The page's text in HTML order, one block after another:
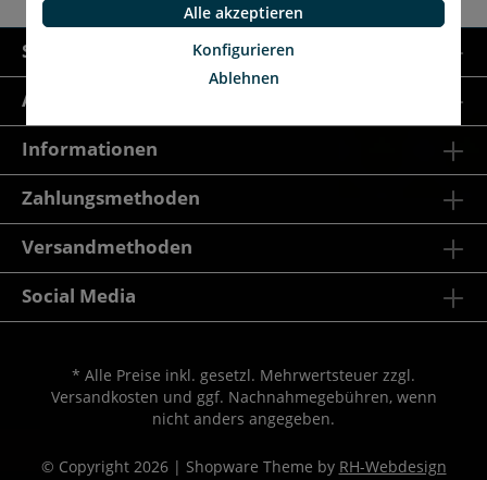
Service-Hotline
AGB & Co.
Informationen
Zahlungsmethoden
Versandmethoden
Social Media
* Alle Preise inkl. gesetzl. Mehrwertsteuer zzgl.
Versandkosten und ggf. Nachnahmegebühren, wenn
nicht anders angegeben.
© Copyright 2026 | Shopware Theme by RH-Webdesign
Alle akzeptieren
Konfigurieren
Ablehnen